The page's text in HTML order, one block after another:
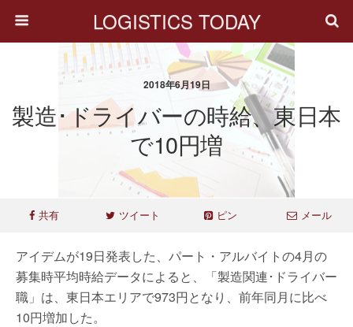
LOGISTICS TODAY
2018年6月19日
製造･ドライバーの時給、東日本
で10円増
共有 ツイート ピン メール
アイデムが19日発表した、パート・アルバイトの4月の
募集時平均時給データによると、「製造関連･ドライバー
職」は、東日本エリアで973円となり、前年同月に比べ
10円増加した。